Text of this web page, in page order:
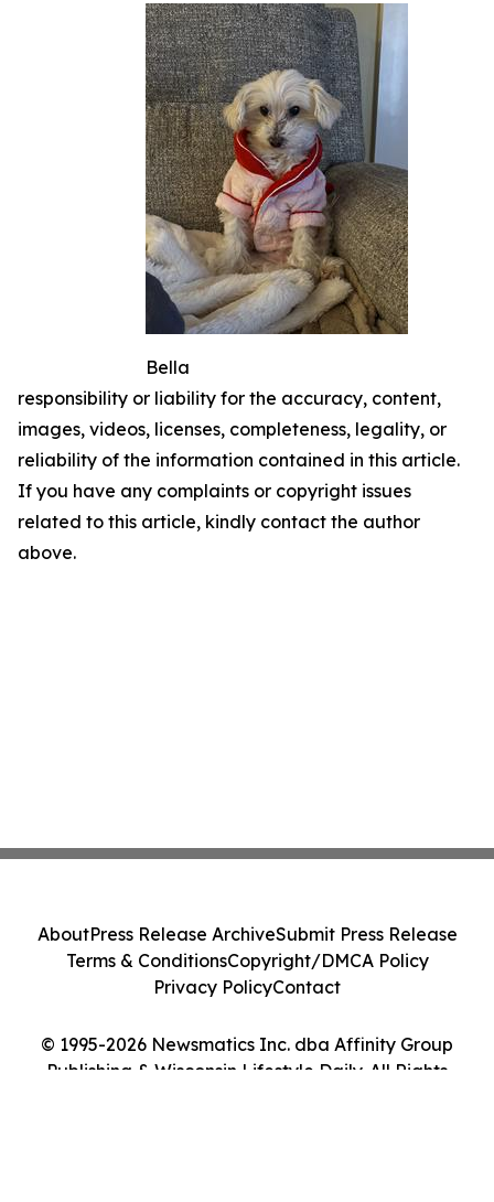
Bella
responsibility or liability for the accuracy, content,
images, videos, licenses, completeness, legality, or
reliability of the information contained in this article.
If you have any complaints or copyright issues
related to this article, kindly contact the author
above.
© 1995-2026 Newsmatics Inc. dba Affinity Group
Publishing & Wisconsin Lifestyle Daily. All Rights
AboutPress Release ArchiveSubmit Press Release
Terms & ConditionsCopyright/DMCA Policy
Privacy PolicyContact